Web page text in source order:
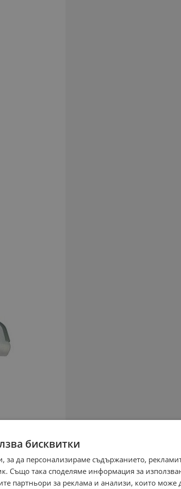
бисквитки
за да персонализираме съдържанието,
Също така споделяме информация за
партньори за реклама и анализи, които може